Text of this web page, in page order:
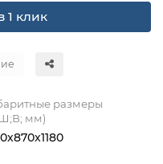
1 клик
размеры
мм)